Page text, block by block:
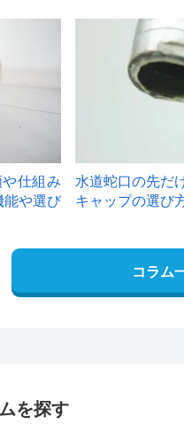
仕組み
能や選び
水道蛇口の先だ
キャップの選び
コラム
を探す